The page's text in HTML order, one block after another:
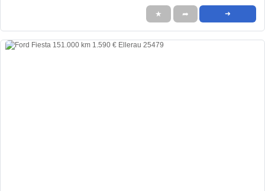
★ ➦ ➜